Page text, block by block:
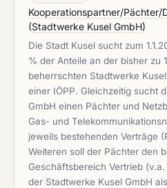
Kooperationspartner/Pächter/
(Stadtwerke Kusel GmbH)
Die Stadt Kusel sucht zum
% der Anteile an der bisher zu
beherrschten Stadtwerke
einer IÖPP. Gleichzeitig sucht
GmbH einen Pächter und
Gas- und
jeweils bestehenden Verträge
Weiteren soll der Pächter den
Geschäftsbereich Vertrieb
der Stadtwerke Kusel GmbH